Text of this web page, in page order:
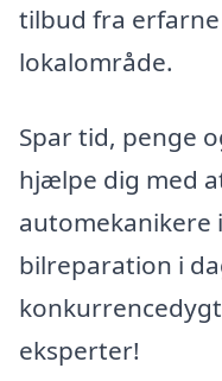
tilbud fra
lokalområde.
Spar tid, penge
hjælpe dig med
automekanikere
bilreparation i
eksperter!